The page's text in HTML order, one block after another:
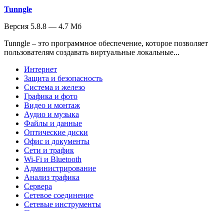
Tunngle
Версия 5.8.8 — 4.7 Мб
Tunngle – это программное обеспечение, которое позволяет
пользователям создавать виртуальные локальные...
Интернет
Защита и безопасность
Система и железо
Графика и фото
Видео и монтаж
Аудио и музыка
Файлы и данные
Оптические диски
Офис и документы
Сети и трафик
Wi-Fi и Bluetooth
Администрирование
Анализ трафика
Сервера
Сетевое соединение
Сетевые инструменты